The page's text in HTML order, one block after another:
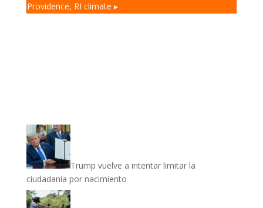
Providence, RI climate ▸
Trump vuelve a intentar limitar la
ciudadanía por nacimiento